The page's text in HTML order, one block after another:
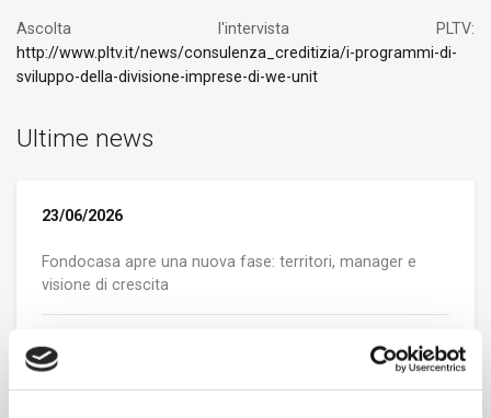
Ultime news
23/06/2026
Fondocasa apre una nuova fase: territori, manager e
visione di crescita
23/06/2026
Pietra Ligure (SV), l’ex Hotel Capri cambia pelle: al via la
Ascolta l'intervista PLTV:
http://www.pltv.it/news/consulenza_creditizia/i-programmi-di-
sviluppo-della-divisione-imprese-di-we-unit